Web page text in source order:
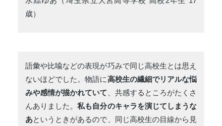
歳）
語彙や比喩などの表現が巧みで同じ高校生とは思え
ないほどでした。物語に高校生の繊細でリアルな悩
みや感情が描かれていて 、共感するところがたくさ
んありました。私も自分のキャラを演じてしまうな
あというときがあるので、同じ高校生の目線から見